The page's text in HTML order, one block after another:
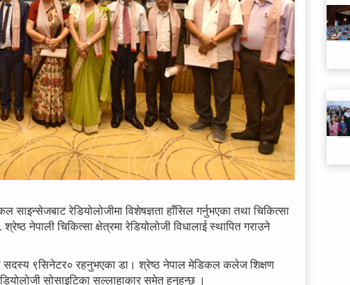
साइन्सेजबाट रेडियोलोजीमा विशेषज्ञता हाँसिल गर्नुभएका तथा चिकित्सा
नेपाली चिकित्सा क्षेत्रमा रेडियोलोजी विधालाई स्थापित गराउने
सदस्य ९सिनेटर० रहनुभएका डा। श्रेष्ठ नेपाल मेडिकल कलेज शिक्षण
सोसाइटिका सल्लाहाकार समेत हुनुहुन्छ ।